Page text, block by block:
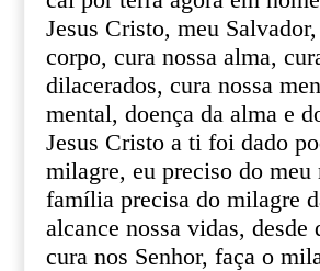
Jesus Cristo, meu
corpo, cura nossa alma,
dilacerados, cura nossa
mental, doença da alma e
Jesus Cristo a ti foi dado
milagre, eu preciso do
família precisa do milagre
alcance nossa vidas, desde
cura nos Senhor, faça o